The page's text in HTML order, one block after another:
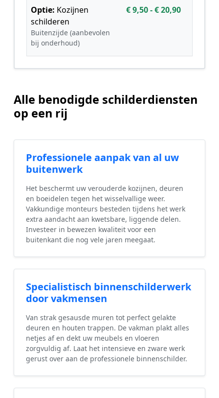
Optie: Kozijnen
schilderen
Buitenzijde (aanbevolen
bij onderhoud)
€ 9,50 - € 20,90
Alle benodigde schilderdiensten
op een rij
Professionele aanpak van al uw
buitenwerk
Het beschermt uw verouderde kozijnen, deuren
en boeidelen tegen het wisselvallige weer.
Vakkundige monteurs besteden tijdens het werk
extra aandacht aan kwetsbare, liggende delen.
Investeer in bewezen kwaliteit voor een
buitenkant die nog vele jaren meegaat.
Specialistisch binnenschilderwerk
door vakmensen
Van strak gesausde muren tot perfect gelakte
deuren en houten trappen. De vakman plakt alles
netjes af en dekt uw meubels en vloeren
zorgvuldig af. Laat het intensieve en zware werk
gerust over aan de professionele binnenschilder.